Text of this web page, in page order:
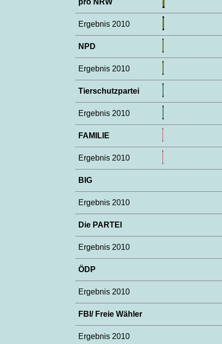
Ergebnis 2010
NPD
Ergebnis 2010
Tierschutzpartei
Ergebnis 2010
FAMILIE
Ergebnis 2010
BIG
Ergebnis 2010
Die PARTEI
Ergebnis 2010
ÖDP
Ergebnis 2010
FBI/ Freie Wähler
Ergebnis 2010